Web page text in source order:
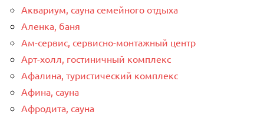
Аквариум, сауна семейного отдыха
Аленка, баня
Ам-сервис, сервисно-монтажный центр
Арт-холл, гостиничный комплекс
Афалина, туристический комплекс
Афина, сауна
Афродита, сауна